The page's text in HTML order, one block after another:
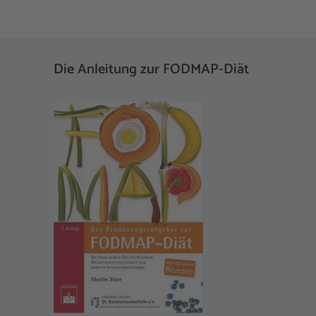
Die Anleitung zur FODMAP-Diät